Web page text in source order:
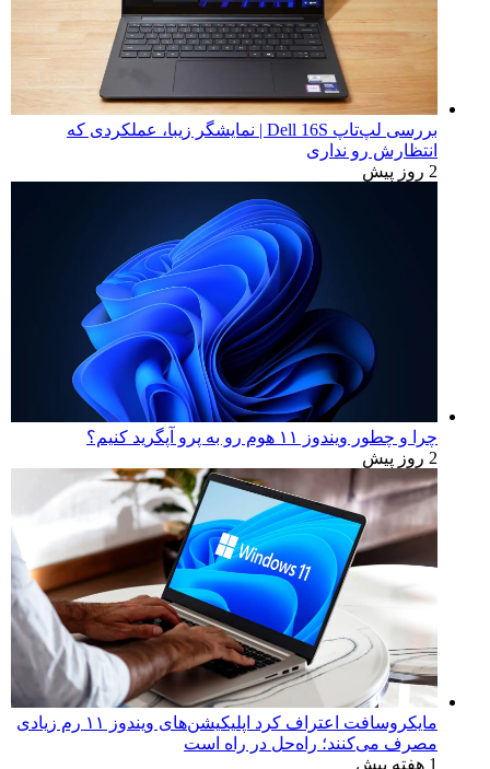
بررسی لپ‌تاپ Dell 16S | نمایشگر زیبا، عملکردی که
انتظارش رو نداری
2 روز پیش
چرا و چطور ویندوز ۱۱ هوم رو به پرو آپگرید کنیم؟
2 روز پیش
مایکروسافت اعتراف کرد اپلیکیشن‌های ویندوز ۱۱ رم زیادی
مصرف می‌کنند؛ راه‌حل در راه است
1 هفته پیش